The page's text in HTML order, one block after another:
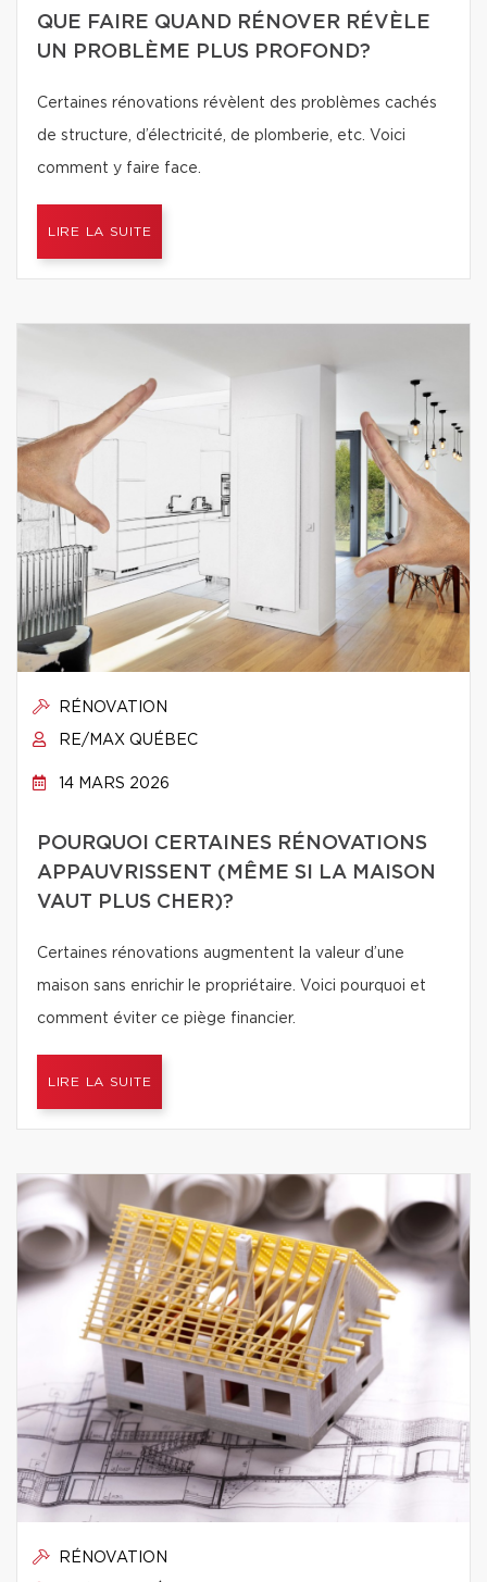
QUE FAIRE QUAND RÉNOVER RÉVÈLE
UN PROBLÈME PLUS PROFOND?
Certaines rénovations révèlent des problèmes cachés
de structure, d’électricité, de plomberie, etc. Voici
comment y faire face.
LIRE LA SUITE
RÉNOVATION
RE/MAX QUÉBEC
14 MARS 2026
POURQUOI CERTAINES RÉNOVATIONS
APPAUVRISSENT (MÊME SI LA MAISON
VAUT PLUS CHER)?
Certaines rénovations augmentent la valeur d’une
maison sans enrichir le propriétaire. Voici pourquoi et
comment éviter ce piège financier.
LIRE LA SUITE
RÉNOVATION